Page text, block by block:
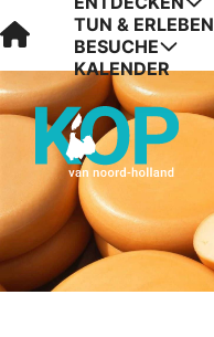
Visit Kop van Holland
TUN & ERLEBEN
BESUCHE
KALENDER